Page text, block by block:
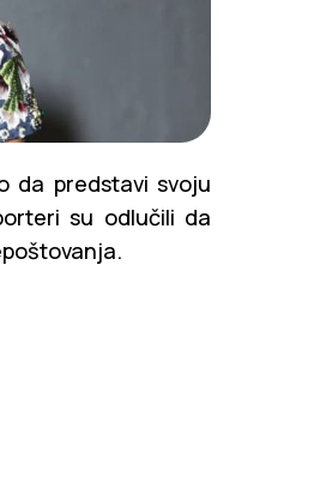
da predstavi svoju
su odlučili da